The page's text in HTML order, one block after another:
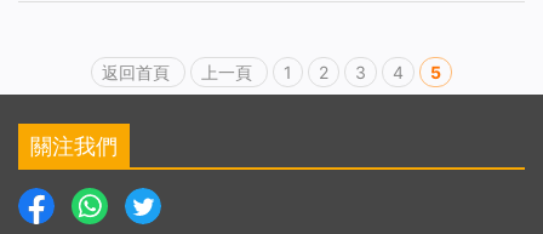
返回首頁 上一頁 1 2 3 4 5
關注我們